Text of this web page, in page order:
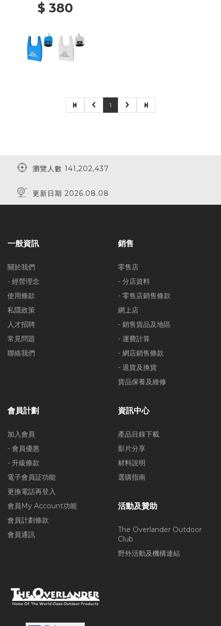
$ 380
1
瀏覽人數 141,202,437
更新日期 2026.08.08
一般資訊
關於我們
- 經營理念
使用條款
私隱政策
人才招聘
常見問題
聯絡我們
銷售
零售店
- 分店資料
- 零售店銷售條款
網上店
- 銷售貨品及地區
- 運費計算
- 網店銷售條款
- 退貨及換貨
貨品保養及維修
會員計劃
加入會員
- 會員優惠
- 升級條款
電子會員証功能
更換電話再登入
會員My Account功能
會員計劃條款
會員通訊
資訊中心
產品目錄下載
影片分享
材料說明
選購指南
活動及贊助
The Overlander Outdoor
Club
野外活動及機構連結